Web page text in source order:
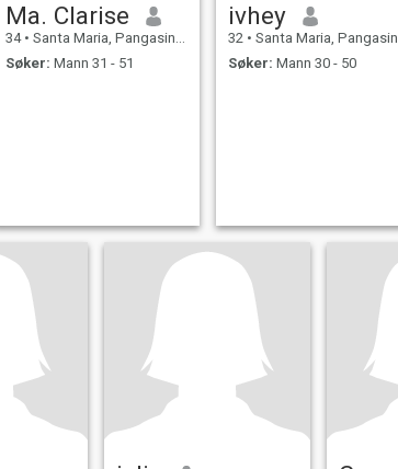
Ma. Clarise
34 • Santa Maria, Pangasinan, Filippinene
Søker: Mann 31 - 51
ivhey
32 • Santa Maria, Pangasinan, Filippinene
Søker: Mann 30 - 50